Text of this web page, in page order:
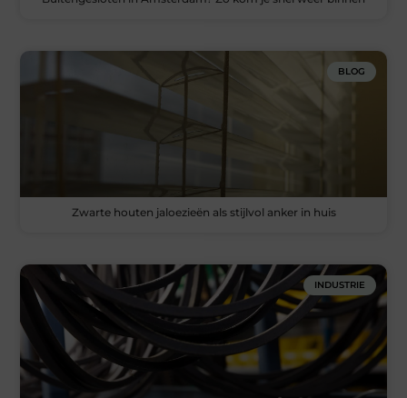
BLOG
Zwarte houten jaloezieën als stijlvol anker in huis
INDUSTRIE